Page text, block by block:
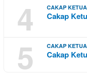
4 CAKAP
Cakap
5 CAKAP
Cakap